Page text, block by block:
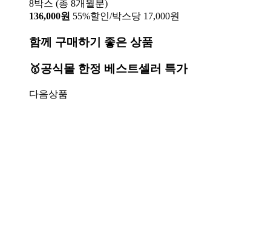
8박스 (총 8개월분)
136,000원 55%할인/박스당 17,000원
함께 구매하기 좋은 상품
🥇공식몰 한정 베스트셀러 특가
다음상품